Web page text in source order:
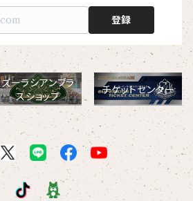
登録
ズーラシアンブラ
スショップ
チケットセンター